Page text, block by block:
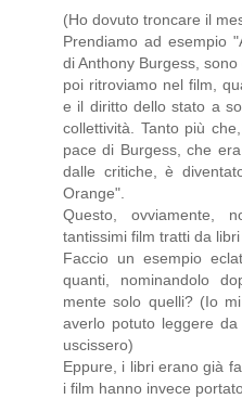
(Ho dovuto troncare il
Prendiamo ad esempio
di Anthony Burgess,
poi ritroviamo nel film,
e il diritto dello stato a
collettività. Tanto più
pace di Burgess, che
dalle critiche, è
Orange".
Questo, ovviamente,
tantissimi film tratti da
Faccio un esempio
quanti, nominandolo
mente solo quelli? (Io
averlo potuto leggere
uscissero)
Eppure, i libri erano già
i film hanno invece